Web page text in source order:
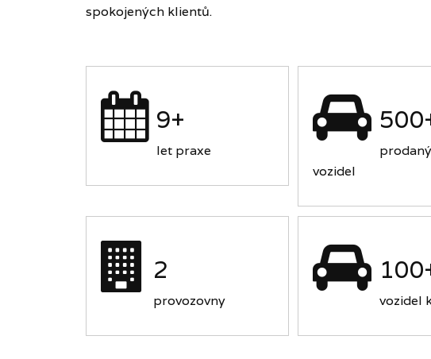
spokojených klientů.
9+
let praxe
vozidel
2
provozovny vozidel